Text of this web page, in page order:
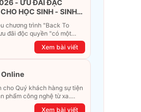
- ƯU ĐÃI ĐẶC
HỌC SINH - SINH
chương trình "Back To
đãi độc quyền "có một
ví phải "ét-ô-ét", cùng
khủng dưới đây nhé!
Xem bài viết
cho Quý khách hàng sự tiện
phẩm công nghệ từ xa.
sẽ hướng dẫn chi tiết
Xem bài viết